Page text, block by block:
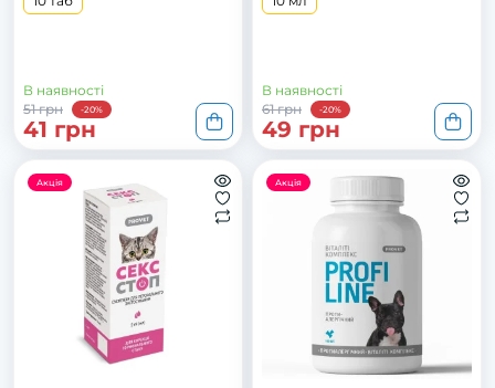
В наявності
51 грн
-20%
41 грн
В наявності
61 грн
-20%
49 грн
Акція Акція